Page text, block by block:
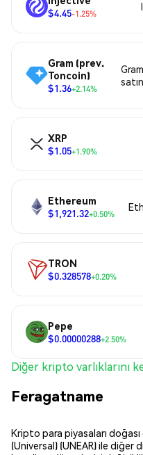
$4.45-1.25%
Gram (prev.
Toncoin)
$1.36+2.14%
XRP
$1.05+1.90%
Ethereum
$1,921.32+0.50%
TRON
$0.328578+0.20%
Pepe
$0.00000288+2.50%
Diğer kripto varlıklarını
Feragatname
Kripto para piyasaları
(Universal) (UNEAR) ile diğer